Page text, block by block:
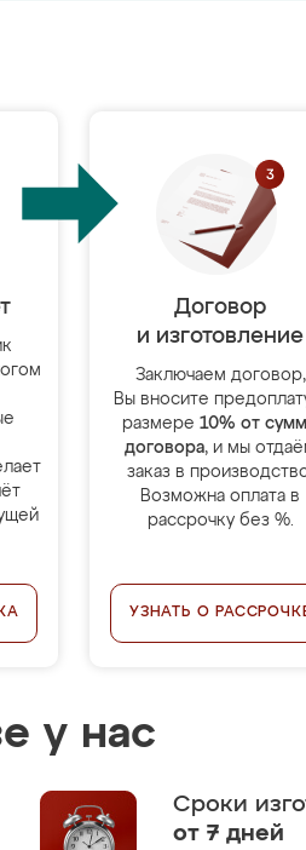
Договор
и изготовление
Заключаем договор,
Вы вносите
размере 10% от
договора, и мы
заказ в
Возможна оплата в
рассрочку без %.
УЗНАТЬ О
у нас
Сроки
от 7 дней